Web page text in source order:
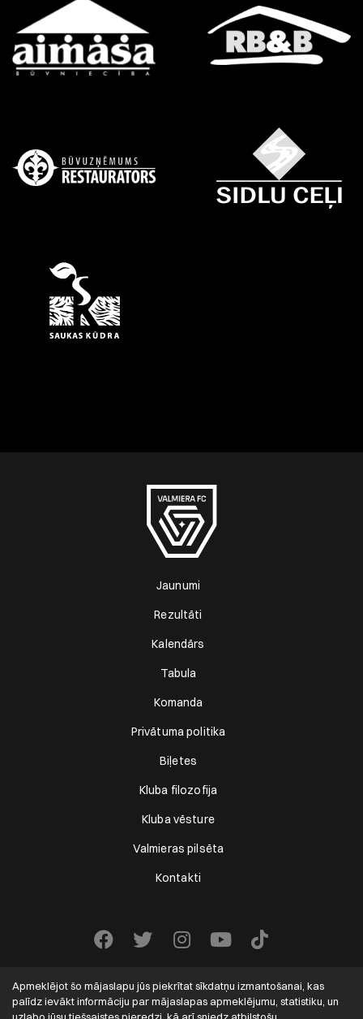
Jaunumi
Rezultāti
Kalendārs
Tabula
Komanda
Privātuma politika
Biļetes
Kluba filozofija
Kluba vēsture
Valmieras pilsēta
Kontakti
Apmeklējot šo mājaslapu jūs piekrītat sīkdatņu izmantošanai, kas
palīdz ievākt informāciju par mājaslapas apmeklējumu, statistiku, un